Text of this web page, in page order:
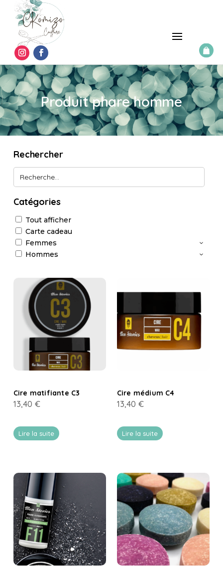
Produit phare homme
Rechercher
Catégories
Tout afficher
Carte cadeau
Femmes
Hommes
Cire matifiante C3
13,40 €
Lire la suite
Cire médium C4
13,40 €
Lire la suite